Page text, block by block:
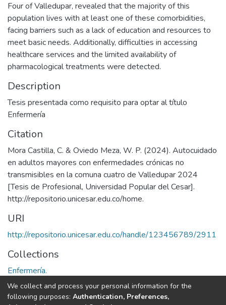
Four of Valledupar, revealed that the majority of this
population lives with at least one of these comorbidities,
facing barriers such as a lack of education and resources to
meet basic needs. Additionally, difficulties in accessing
healthcare services and the limited availability of
pharmacological treatments were detected.
Description
Tesis presentada como requisito para optar al título
Enfermería
Citation
Mora Castilla, C. & Oviedo Meza, W. P. (2024). Autocuidado
en adultos mayores con enfermedades crónicas no
transmisibles en la comuna cuatro de Valledupar 2024
[Tesis de Profesional, Universidad Popular del Cesar].
http://repositorio.unicesar.edu.co/home.
URI
http://repositorio.unicesar.edu.co/handle/123456789/2911
Collections
Enfermería.
Full item page
We collect and process your personal information for the
following purposes: Authentication, Preferences,